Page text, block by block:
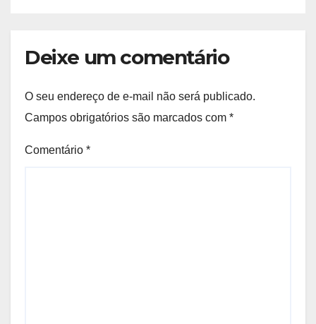
Deixe um comentário
O seu endereço de e-mail não será publicado.
Campos obrigatórios são marcados com *
Comentário *